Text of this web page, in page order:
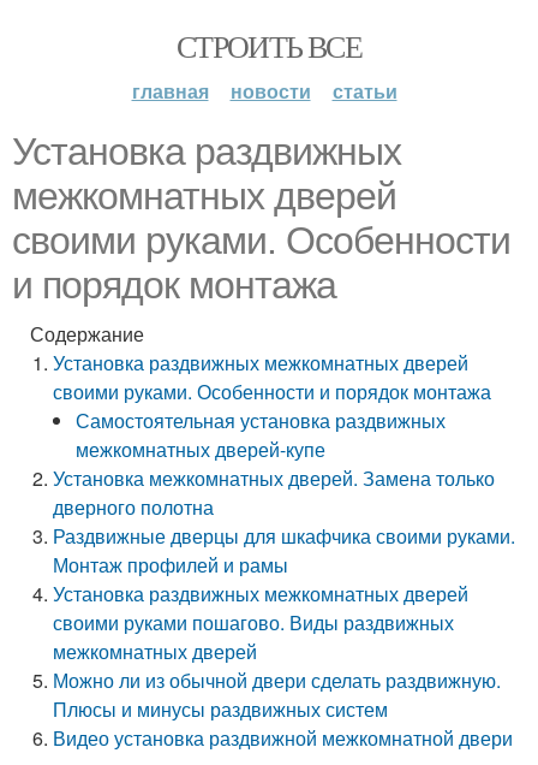
СТРОИТЬ ВСЕ
главная новости статьи
Установка раздвижных
межкомнатных дверей
своими руками. Особенности
и порядок монтажа
Содержание
Установка раздвижных межкомнатных дверей
своими руками. Особенности и порядок монтажа
Самостоятельная установка раздвижных
межкомнатных дверей-купе
Установка межкомнатных дверей. Замена только
дверного полотна
Раздвижные дверцы для шкафчика своими руками.
Монтаж профилей и рамы
Установка раздвижных межкомнатных дверей
своими руками пошагово. Виды раздвижных
межкомнатных дверей
Можно ли из обычной двери сделать раздвижную.
Плюсы и минусы раздвижных систем
Видео установка раздвижной межкомнатной двери